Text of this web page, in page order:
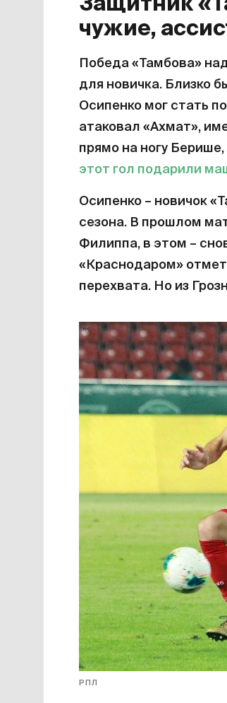
сопернику
против этой команды
статистика
матчах.
Получается, что
матчах. Но все равно
Ну, а прогеройство
Защитник
чужие,
Победа «Тамбова»
для новичка. Близко
Осипенко мог стать
атаковал «Ахмат»,
прямо на ногу Берише,
этот гол подарили
Осипенко – новичок
сезона. В прошлом
Филиппа, в этом –
«Краснодаром»
перехвата. Но из